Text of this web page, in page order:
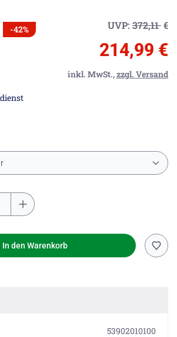
-42% UVP: 372,11€
214,99 €
inkl. MwSt.,zzgl. Versand
In den Warenkorb
53902010100